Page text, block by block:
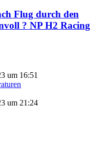
Flug durch den
? NP H2 Racing
um 16:51
um 21:24